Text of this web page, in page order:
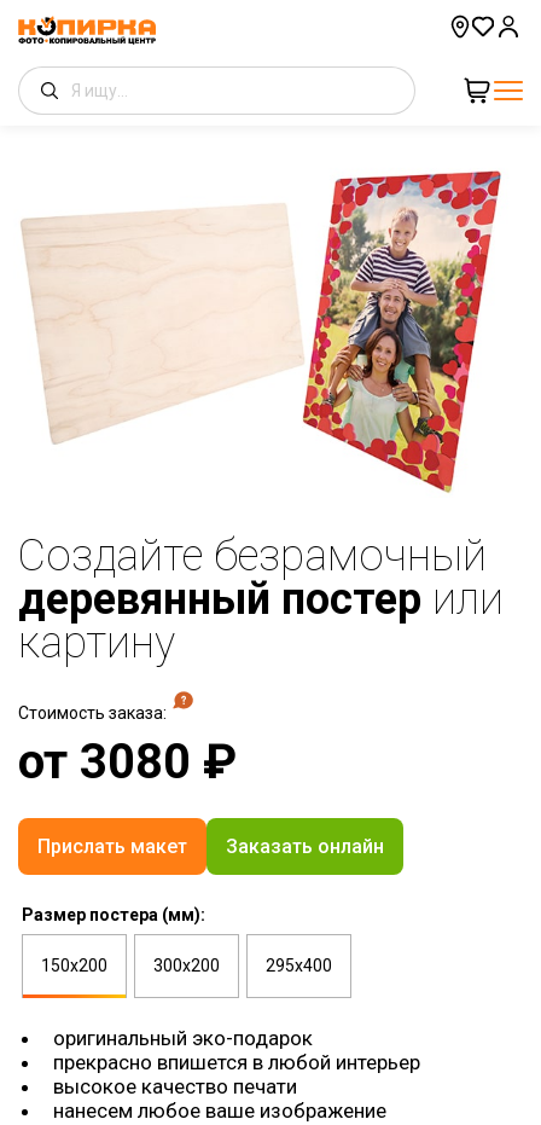
Создайте безрамочный
деревянный постер или
картину
Стоимость заказа:
от 3080 ₽
Прислать макет Заказать онлайн
Размер постера (мм):
150х200 300х200 295х400
оригинальный эко-подарок
прекрасно впишется в любой интерьер
высокое качество печати
нанесем любое ваше изображение